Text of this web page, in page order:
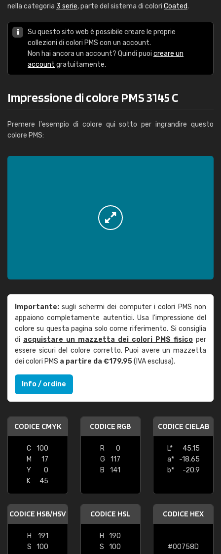
nella categoria 3 serie, parte del sistema di colori Coated.
Su questo sito web è possibile creare le proprie
collezioni di colori PMS con un account.
Non hai ancora un account? Quindi puoi creare un
account gratuitamente.
Impressione di colore PMS 3145 C
Premere l'esempio di colore qui sotto per ingrandire questo
colore PMS:
Importante: sugli schermi dei computer i colori PMS non
appaiono completamente autentici. Usa l'impressione del
colore su questa pagina solo come riferimento. Si consiglia
di acquistare un mazzetta dei colori PMS fisico per
essere sicuri del colore corretto. Puoi avere un mazzetta
dei colori PMS a partire da €179,95(IVA esclusa).
Info / ordine
CODICE CMYK
C
100
M
17
Y
0
K
45
CODICE RGB
R
0
G
117
B
141
CODICE CIELAB
L*
45.15
a*
-18.65
b*
-20.9
CODICE HSB/HSV
H
191
S
100
CODICE HSL
H
190
S
100
CODICE HEX
#00758D